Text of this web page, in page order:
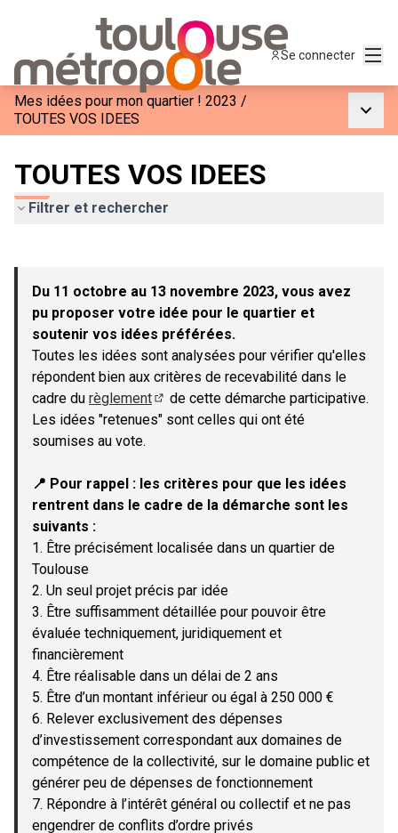
Se connecter
Mes idées pour mon quartier ! 2023 /
TOUTES VOS IDEES
TOUTES VOS IDEES
Filtrer et rechercher
−
Du 11 octobre au 13 novembre 2023, vous avez
pu proposer votre idée pour le quartier et
soutenir vos idées préférées.
Toutes les idées sont analysées pour vérifier qu'elles
répondent bien aux critères de recevabilité dans le
cadre du règlement
(Lien externe)
de cette démarche participative.
Les idées "retenues" sont celles qui ont été
soumises au vote.
📍 Pour rappel : les critères pour que les idées
rentrent dans le cadre de la démarche sont les
suivants :
1. Être précisément localisée dans un quartier de
Toulouse
2. Un seul projet précis par idée
3. Être suffisamment détaillée pour pouvoir être
évaluée techniquement, juridiquement et
financièrement
4. Être réalisable dans un délai de 2 ans
5. Être d’un montant inférieur ou égal à 250 000 €
6. Relever exclusivement des dépenses
d’investissement correspondant aux domaines de
compétence de la collectivité, sur le domaine public et
générer peu de dépenses de fonctionnement
7. Répondre à l’intérêt général ou collectif et ne pas
engendrer de conflits d’ordre privés